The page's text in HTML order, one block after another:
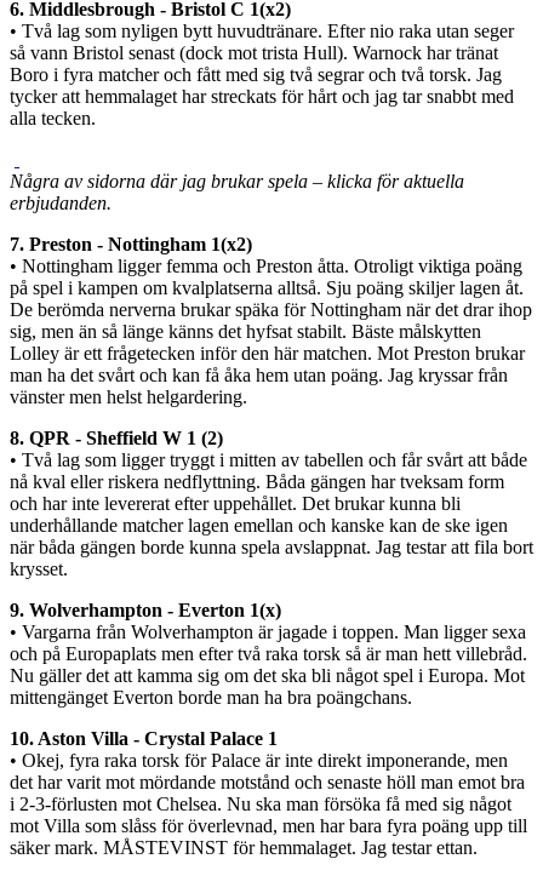
6. Middlesbrough - Bristol C 1(x2)
• Två lag som nyligen bytt huvudtränare. Efter nio raka utan seger
så vann Bristol senast (dock mot trista Hull). Warnock har tränat
Boro i fyra matcher och fått med sig två segrar och två torsk. Jag
tycker att hemmalaget har streckats för hårt och jag tar snabbt med
alla tecken.
Några av sidorna där jag brukar spela – klicka för aktuella
erbjudanden.
7. Preston - Nottingham 1(x2)
• Nottingham ligger femma och Preston åtta. Otroligt viktiga poäng
på spel i kampen om kvalplatserna alltså. Sju poäng skiljer lagen åt.
De berömda nerverna brukar späka för Nottingham när det drar ihop
sig, men än så länge känns det hyfsat stabilt. Bäste målskytten
Lolley är ett frågetecken inför den här matchen. Mot Preston brukar
man ha det svårt och kan få åka hem utan poäng. Jag kryssar från
vänster men helst helgardering.
8. QPR - Sheffield W 1 (2)
• Två lag som ligger tryggt i mitten av tabellen och får svårt att både
nå kval eller riskera nedflyttning. Båda gängen har tveksam form
och har inte levererat efter uppehållet. Det brukar kunna bli
underhållande matcher lagen emellan och kanske kan de ske igen
när båda gängen borde kunna spela avslappnat. Jag testar att fila bort
krysset.
9. Wolverhampton - Everton 1(x)
• Vargarna från Wolverhampton är jagade i toppen. Man ligger sexa
och på Europaplats men efter två raka torsk så är man hett villebråd.
Nu gäller det att kamma sig om det ska bli något spel i Europa. Mot
mittengänget Everton borde man ha bra poängchans.
10. Aston Villa - Crystal Palace 1
• Okej, fyra raka torsk för Palace är inte direkt imponerande, men
det har varit mot mördande motstånd och senaste höll man emot bra
i 2-3-förlusten mot Chelsea. Nu ska man försöka få med sig något
mot Villa som slåss för överlevnad, men har bara fyra poäng upp till
säker mark. MÅSTEVINST för hemmalaget. Jag testar ettan.